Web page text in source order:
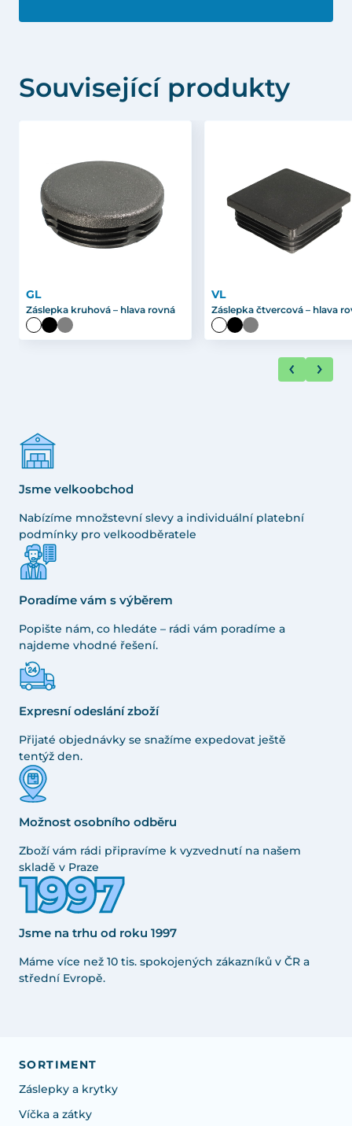
Související produkty
GL
Záslepka kruhová – hlava rovná
VL
Záslepka čtvercová – hlava
Jsme velkoobchod
Nabízíme množstevní slevy a individuální platební
podmínky pro velkoodběratele
Poradíme vám s výběrem
Popište nám, co hledáte – rádi vám poradíme a
najdeme vhodné řešení.
Expresní odeslání zboží
Přijaté objednávky se snažíme expedovat ještě
tentýž den.
Možnost osobního odběru
Zboží vám rádi připravíme k vyzvednutí na našem
skladě v Praze
Jsme na trhu od roku 1997
Máme více než 10 tis. spokojených zákazníků v ČR a
střední Evropě.
SORTIMENT
Záslepky a krytky
Víčka a zátky